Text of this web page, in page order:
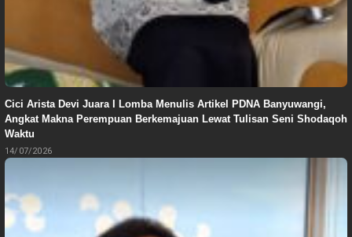
Cici Arista Devi Juara I Lomba Menulis Artikel PDNA Banyuwangi,
Angkat Makna Perempuan Berkemajuan Lewat Tulisan Seni Shodaqoh
Waktu
14/07/2026